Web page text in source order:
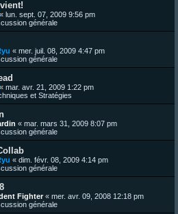
« lun. sept. 07, 2009 9:56 pm
générale
« mer. juil. 08, 2009 4:47 pm
générale
« mar. avr. 21, 2009 1:22 pm
et Stratégies
« mar. mars 31, 2009 8:07 pm
générale
« dim. févr. 08, 2009 4:14 pm
générale
Fighter« mer. avr. 09, 2008 12:18 pm
générale